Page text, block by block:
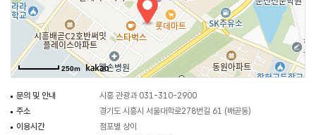
250m
문의 및 안내
시흥 관광과 031-310-2900
주소
경기도 시흥시 서울대학로278번길 61 (배곧동)
이용시간
점포별 상이